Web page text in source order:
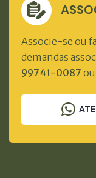
Associe-se ou
demandas
99741-0087